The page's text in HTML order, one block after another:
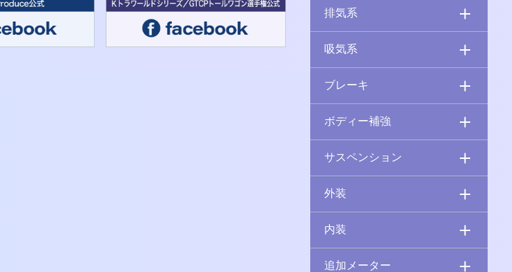
排気系
吸気系
ブレーキ
ボディー補強
サスペンション
外装
内装
追加メーター